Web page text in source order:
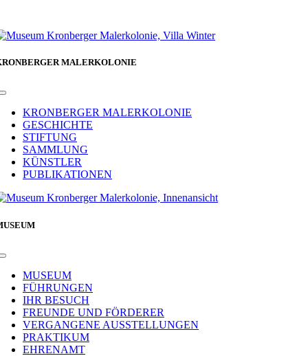
MALERKOLONIE
Toggle
NavigationKRONBERGER MALERKOLONIE
GESCHICHTE
STIFTUNG
SAMMLUNG
KÜNSTLER
PUBLIKATIONEN
Toggle
NavigationMUSEUM
FÜHRUNGEN
IHR BESUCH
FREUNDE UND FÖRDERER
VERGANGENE AUSSTELLUNGEN
PRAKTIKUM
EHRENAMT